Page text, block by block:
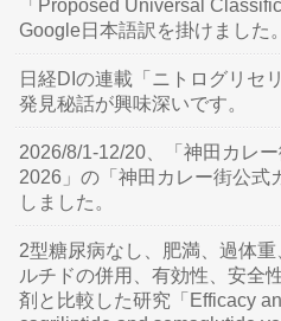
「Proposed Universal
Google日本語訳を掛けました。
日経DIの連載「ニトログリセ
発見秘話が興味深いです。
2026/8/1-12/20、「神田カレ
2026」の「神田カレー街公式
しました。
2型糖尿病なし、肥満、過体
ルチドの併用、有効性、安全
剤と比較した研究「Efficacy